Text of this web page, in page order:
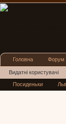
Головна Форум
Видатні користувачі
Нові повідомлення
Посиденьки